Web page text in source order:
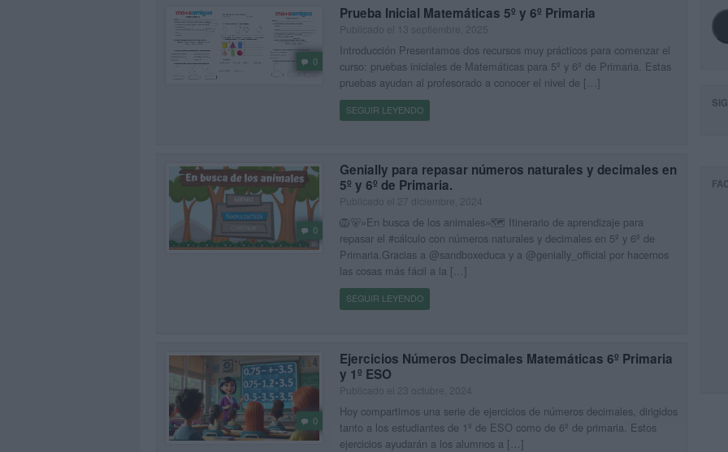
0
Prueba Inicial Matemáticas 5º y 6º Primaria
Introducción Presentamos dos recursos muy prácticos para comenzar el
curso: pruebas iniciales de Matemáticas para 5º y 6º de Primaria. Estas
pruebas ayudan al profesorado a conocer el nivel de […]
SEGUIR LEYENDO
0
Genially para repasar números naturales y decimales en
5º y 6º de Primaria.
🦁🐻»En busca de los animales»🗺 Itinerario de aprendizaje para
repasar el #cálculo con números naturales y decimales en 5º y 6º de
Primaria.Gracias a @sandboxeduca y a @genially_official por hacernos
las cosas más fácil a la […]
SEGUIR LEYENDO
0
Ejercicios Números Decimales Matemáticas 6º Primaria
y 1º ESO
Hoy compartimos una serie de ejercicios de números decimales, dirigidos
tanto a los estudiantes de 1º de ESO como de 6º de primaria. Estos
ejercicios ayudarán a los alumnos a […]